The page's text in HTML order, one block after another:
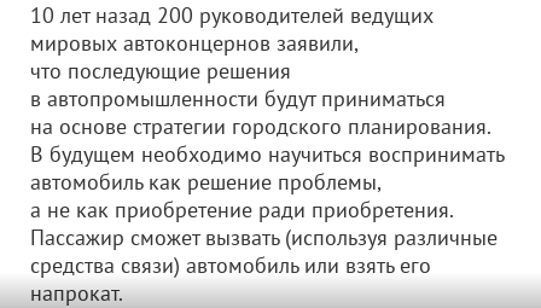
10 лет назад 200 руководителей ведущих
мировых автоконцернов заявили,
что последующие решения
в автопромышленности будут приниматься
на основе стратегии городского планирования.
В будущем необходимо научиться воспринимать
автомобиль как решение проблемы,
а не как приобретение ради приобретения.
Пассажир сможет вызвать (используя различные
средства связи) автомобиль или взять его
напрокат.